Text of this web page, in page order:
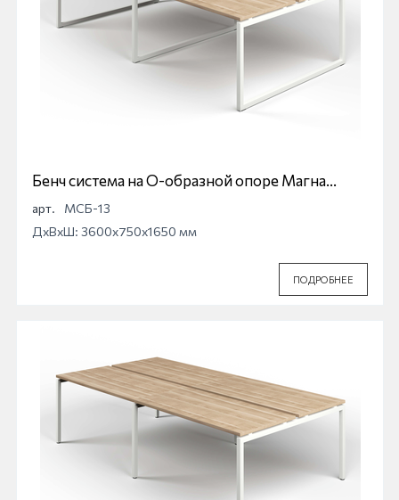
Бенч система на О-образной опоре Магна
МСБ-13
арт.
МСБ-13
ДхВхШ: 3600x750x1650 мм
ПОДРОБНЕЕ